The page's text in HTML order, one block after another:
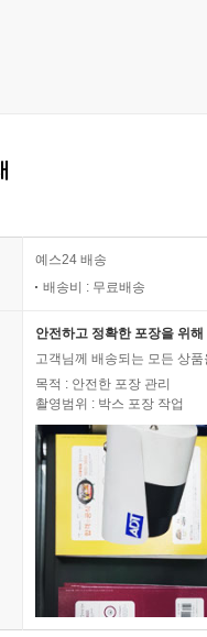
하지 않으려고 할 때 할
때 휩쓸리지 말자
능력이 미성숙한 아이
하지 않도록 한다
하는 기회를 준다
내도록 기다려 준다
게 없음을 알려 준다
에게 지나친 설명이나 달
에도 울 때 다시 도전하거
도 훈육한다
아이
예스24 배송
배송비 : 무료배송
안전하고 정확한 포장을 위
고객님께 배송되는 모든 상
목적 : 안전한 포장 관리
촬영범위 : 박스 포장 작업